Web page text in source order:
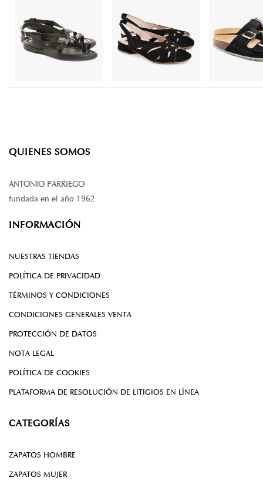
QUIENES SOMOS
ANTONIO PARRIEGO
fundada en el año 1962
INFORMACIÓN
NUESTRAS TIENDAS
POLÍTICA DE PRIVACIDAD
TÉRMINOS Y CONDICIONES
CONDICIONES GENERALES VENTA
PROTECCIÓN DE DATOS
NOTA LEGAL
POLÍTICA DE COOKIES
PLATAFORMA DE RESOLUCIÓN DE LITIGIOS EN LÍNEA
CATEGORÍAS
ZAPATOS HOMBRE
ZAPATOS MUJER